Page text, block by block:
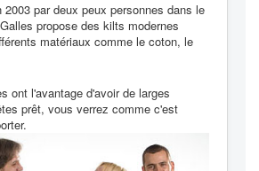
2003 par deux peux personnes dans le
propose des kilts modernes
matériaux comme le coton, le
ont l'avantage d'avoir de larges
prêt, vous verrez comme c'est